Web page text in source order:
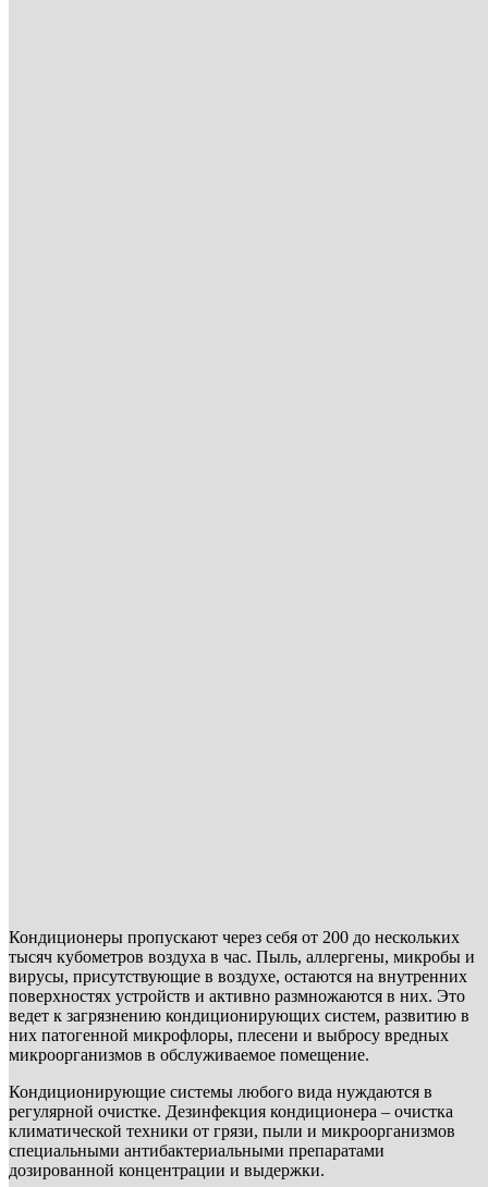
Кондиционеры пропускают через себя от 200 до нескольких
тысяч кубометров воздуха в час. Пыль, аллергены, микробы и
вирусы, присутствующие в воздухе, остаются на внутренних
поверхностях устройств и активно размножаются в них. Это
ведет к загрязнению кондиционирующих систем, развитию в
них патогенной микрофлоры, плесени и выбросу вредных
микроорганизмов в обслуживаемое помещение.
Кондиционирующие системы любого вида нуждаются в
регулярной очистке. Дезинфекция кондиционера – очистка
климатической техники от грязи, пыли и микроорганизмов
специальными антибактериальными препаратами
дозированной концентрации и выдержки.